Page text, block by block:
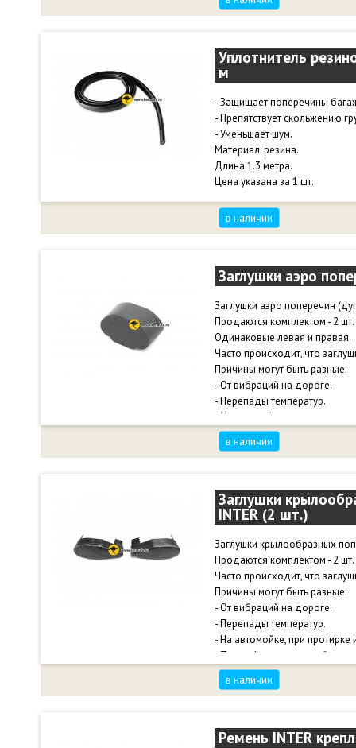
Уплотнитель
м
- Защищает поперечины
- Препятствует скольжению
- Уменьшает шум.
Материал: резина.
Длина 1.3 метра.
Цена указана за 1 шт.
в наличии
Заглушки аэро
Заглушки аэро поперечин
Продаются комплектом - 2 шт.
Одинаковые левая и правая.
Часто происходит, что
Причины могут быть разные:
- От вибраций на дороге.
- Перепады температур.
- На автомойке, при
- Также фиксация
установки.
пораниться о края
Чтобы не потерять заглушки
в наличии
Заглушки
INTER (2 шт.)
Заглушки крылообразных
Продаются комплектом - 2
Часто происходит, что
Причины могут быть разные:
- От вибраций на дороге.
- Перепады температур.
- На автомойке, при протирке
- Также фиксация
установки.
Без заглушки багажник
в наличии
Ремень INTER